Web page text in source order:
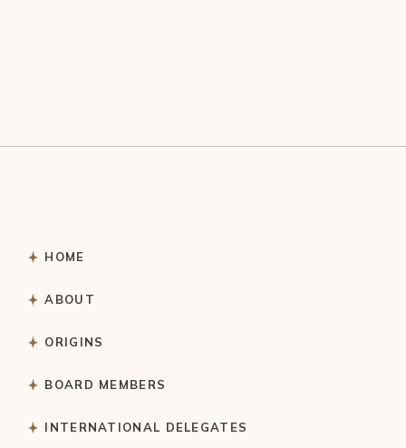
HOME
ABOUT
ORIGINS
BOARD MEMBERS
INTERNATIONAL DELEGATES